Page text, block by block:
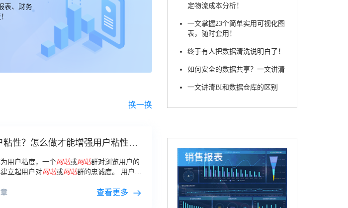
表、财务
换一换
粘性？怎么做才能增强用户粘性，
用户粘度，一个网站或网站群对浏览用户的
立起用户对网站或网站群的忠诚度。 用户粘
网站 查看更多
定物流成本分析！
一文掌握23个简单实用可视化图
表，随时套用！
终于有人把数据清洗说明白了！
如何安全的数据共享？一文讲清
一文讲清BI和数据仓库的区别